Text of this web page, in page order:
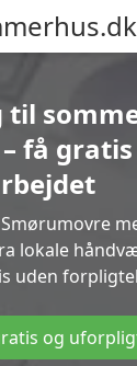
til
få
lokale
uden
og